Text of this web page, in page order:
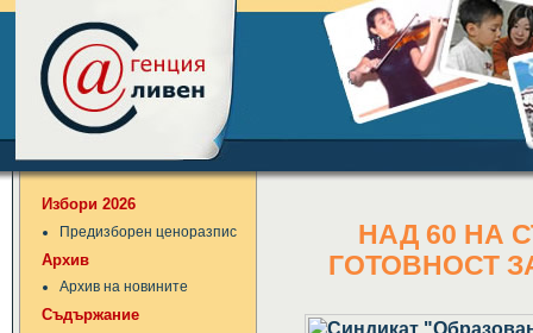
Избори 2026
Предизборен ценоразпис
Архив
Архив на новините
Съдържание
НАД 60 НА
ГОТОВНОСТ